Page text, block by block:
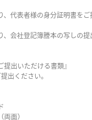
代表者様の身分証明書を
会社登記簿謄本の写しの
提出いただける書類』
出ください。
面）